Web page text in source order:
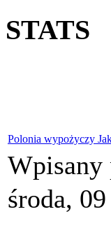
STATS
Polonia wypożyczy
Wpisany
środa,